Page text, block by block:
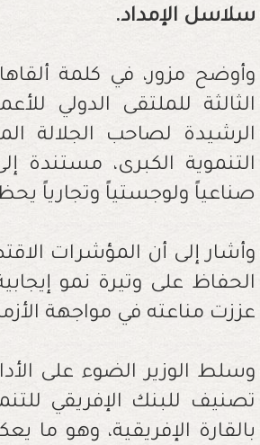
سلاسل الإمداد.
وأوضح مزور، في كلمة ألقاها
الثالثة للملتقى الدولي
الرشيدة لصاحب الجلالة
التنموية الكبرى، مستندة
صناعياً ولوجستياً وتجارياً
وأشار إلى أن المؤشرات
الحفاظ على وتيرة نمو
عززت مناعته في مواجهة
وسلط الوزير الضوء على
تصنيف للبنك الإفريقي
بالقارة الإفريقية، وهو ما